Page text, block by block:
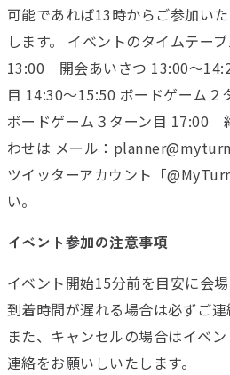
可能であれば13時からご参加い
します。 イベントのタイムテー
13:00 開会あいさつ 13:00〜
目 14:30〜15:50 ボードゲーム
ボードゲーム３ターン目 17:00
わせは メール：
ツイッターアカウント「
い。
イベント参加の注意事項
イベント開始15分前を目安に会
到着時間が遅れる場合は必ずご連
また、キャンセルの場合はイベ
連絡をお願いしいたします。